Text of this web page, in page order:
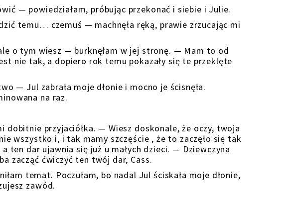
— powiedziałam, próbując przekonać i siebie i Julie.
temu… czemuś — machnęła ręką, prawie zrzucając mi
o tym wiesz — burknęłam w jej stronę. — Mam to od
nie tak, a dopiero rok temu pokazały się te przeklęte
— Jul zabrała moje dłonie i mocno je ścisnęła.
na raz.
dobitnie przyjaciółka. — Wiesz doskonale, że oczy, twoja
wszystko i, i tak mamy szczęście , że to zaczęło się tak
ten dar ujawnia się już u małych dzieci. — Dziewczyna
zacząć ćwiczyć ten twój dar, Cass.
temat. Poczułam, bo nadal Jul ściskała moje dłonie,
zawód.